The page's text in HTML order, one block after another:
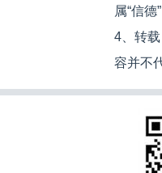
属“信
4、转
容并不